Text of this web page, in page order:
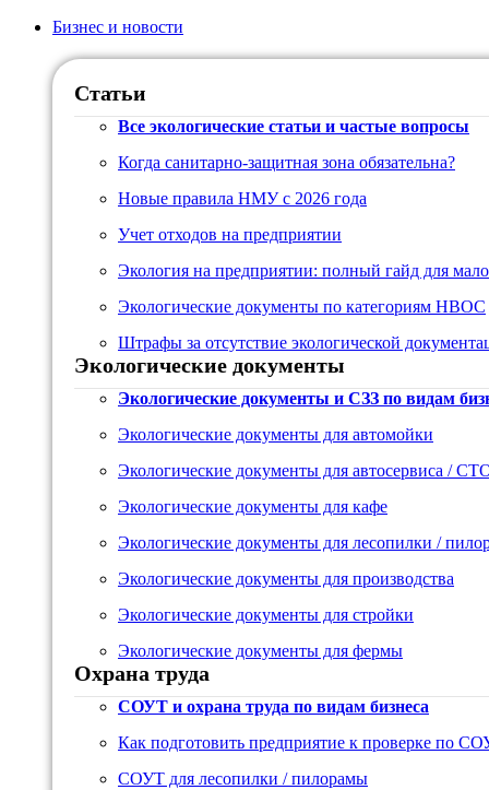
Бизнес и новости
Статьи
Все экологические статьи и частые вопросы
Когда санитарно-защитная зона обязательна?
Новые правила НМУ с 2026 года
Учет отходов на предприятии
Экология на предприятии: полный гайд для
Экологические документы по категориям НВОС
Штрафы за отсутствие экологической
Экологические документы
Экологические документы и СЗЗ по видам
Экологические документы для автомойки
Экологические документы для автосервиса /
Экологические документы для кафе
Экологические документы для лесопилки /
Экологические документы для производства
Экологические документы для стройки
Экологические документы для фермы
Охрана труда
СОУТ и охрана труда по видам бизнеса
Как подготовить предприятие к проверке по
СОУТ для лесопилки / пилорамы